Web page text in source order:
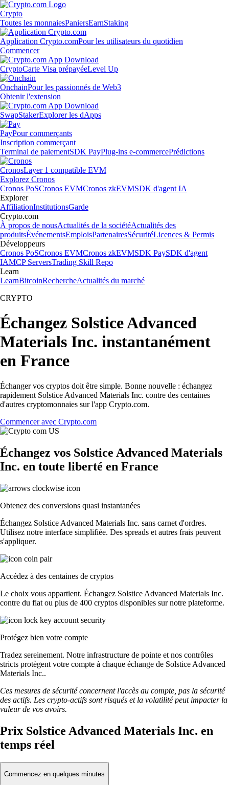
Crypto
Toutes les monnaiesPaniersEarnStaking
Application Crypto.comPour les utilisateurs du quotidien
Commencer
CryptoCarte Visa prépayéeLevel Up
OnchainPour les passionnés de Web3
Obtenir l'extension
SwapStakerExplorer les dApps
PayPour commerçants
Inscription commerçant
Terminal de paiementSDK PayPlug-ins e-commercePrédictions
CronosLayer 1 compatible EVM
Explorez Cronos
Cronos PoSCronos EVMCronos zkEVMSDK d'agent IA
Explorer
AffiliationInstitutionsGarde
Crypto.com
À propos de nousActualités de la sociétéActualités des
produitsÉvénementsEmploisPartenairesSécuritéLicences & Permis
Développeurs
Cronos PoSCronos EVMCronos zkEVMSDK PaySDK d'agent
IAMCP ServersTrading Skill Repo
Learn
LearnBitcoinRechercheActualités du marché
CRYPTO
Échangez Solstice Advanced
Materials Inc. instantanément
en France
Échanger vos cryptos doit être simple. Bonne nouvelle : échangez
rapidement Solstice Advanced Materials Inc. contre des centaines
d'autres cryptomonnaies sur l'app Crypto.com.
Commencer avec Crypto.com
Échangez vos Solstice Advanced Materials
Inc. en toute liberté en France
Obtenez des conversions quasi instantanées
Échangez Solstice Advanced Materials Inc. sans carnet d'ordres.
Utilisez notre interface simplifiée. Des spreads et autres frais peuvent
s'appliquer.
Accédez à des centaines de cryptos
Le choix vous appartient. Échangez Solstice Advanced Materials Inc.
contre du fiat ou plus de 400 cryptos disponibles sur notre plateforme.
Protégez bien votre compte
Tradez sereinement. Notre infrastructure de pointe et nos contrôles
stricts protègent votre compte à chaque échange de Solstice Advanced
Materials Inc..
Ces mesures de sécurité concernent l'accès au compte, pas la sécurité
des actifs. Les crypto-actifs sont risqués et la volatilité peut impacter la
valeur de vos avoirs.
Prix Solstice Advanced Materials Inc. en
temps réel
Commencez en quelques minutes